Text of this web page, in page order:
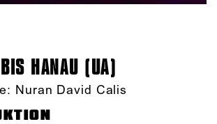
HANAU (UA)
Nuran David Calis